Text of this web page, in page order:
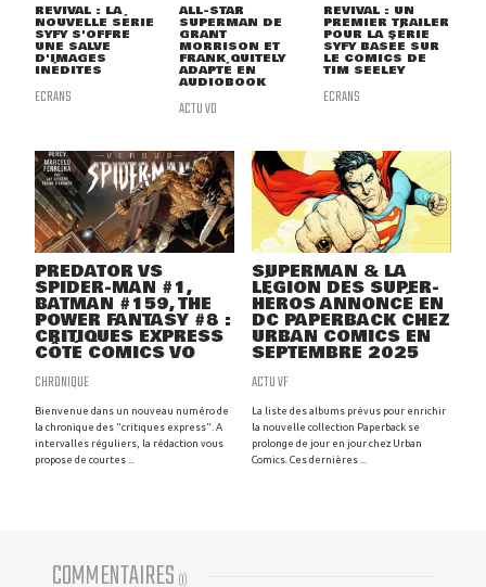
REVIVAL : LA
NOUVELLE SÉRIE
SYFY S'OFFRE
UNE SALVE
D'IMAGES
INÉDITES
ECRANS
ALL-STAR
SUPERMAN DE
GRANT
MORRISON ET
FRANK QUITELY
ADAPTÉ EN
AUDIOBOOK
ACTU VO
REVIVAL : UN
PREMIER TRAILER
POUR LA SÉRIE
SYFY BASÉE SUR
LE COMICS DE
TIM SEELEY
ECRANS
PREDATOR VS
SPIDER-MAN #1,
BATMAN #159, THE
POWER FANTASY #8 :
CRITIQUES EXPRESS
CÔTÉ COMICS VO
CHRONIQUE
Bienvenue dans un nouveau numéro de
la chronique des "critiques express". A
intervalles réguliers, la rédaction vous
propose de courtes ...
SUPERMAN & LA
LÉGION DES SUPER-
HÉROS ANNONCÉ EN
DC PAPERBACK CHEZ
URBAN COMICS EN
SEPTEMBRE 2025
ACTU VF
La liste des albums prévus pour enrichir
la nouvelle collection Paperback se
prolonge de jour en jour chez Urban
Comics. Ces dernières ...
COMMENTAIRES (1)